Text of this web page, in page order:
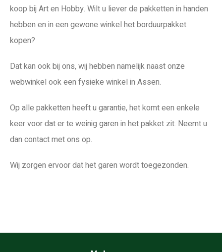
koop bij Art en Hobby. Wilt u liever de pakketten in handen
hebben en in een gewone winkel het borduurpakket
kopen?
Dat kan ook bij ons, wij hebben namelijk naast onze
webwinkel ook een fysieke winkel in Assen.
Op alle pakketten heeft u garantie, het komt een enkele
keer voor dat er te weinig garen in het pakket zit. Neemt u
dan contact met ons op.
Wij zorgen ervoor dat het garen wordt toegezonden.